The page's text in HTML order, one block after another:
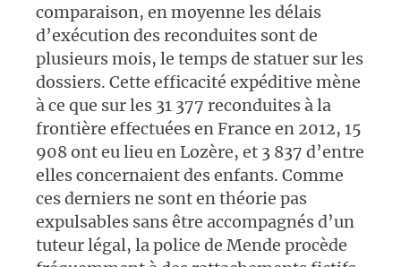
comparaison, en moyenne les délais
d’exécution des reconduites sont de
plusieurs mois, le temps de statuer sur les
dossiers. Cette efficacité expéditive mène
à ce que sur les 31 377 reconduites à la
frontière effectuées en France en 2012, 15
908 ont eu lieu en Lozère, et 3 837 d’entre
elles concernaient des enfants. Comme
ces derniers ne sont en théorie pas
expulsables sans être accompagnés d’un
tuteur légal, la police de Mende procède